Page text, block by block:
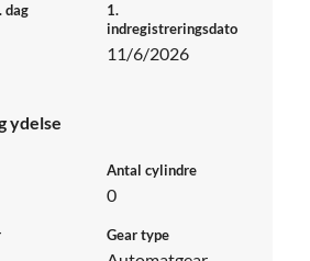
dag
1.
indregistreringsdato
11/6/2026
ydelse
Antal cylindre
0
Gear type